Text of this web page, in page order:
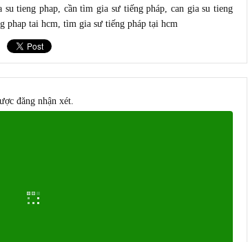
su tieng phap, cần tìm gia sư tiếng pháp, can gia su tieng
phap tai hcm, tìm gia sư tiếng pháp tại hcm
đăng nhận xét.